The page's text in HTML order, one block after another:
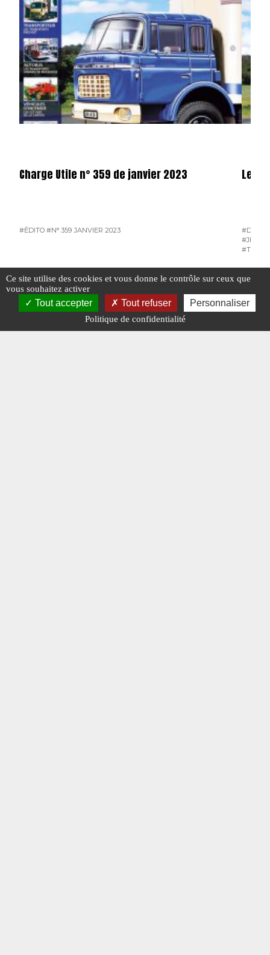
Charge Utile n° 359 de janvier 2023
#ÉDITO #N° 359 JANVIER 2023
Les
#JEAN-
#VOUS AVEZ LA PAROLE
Ce site utilise des cookies et vous donne le contrôle sur ceux que
vous souhaitez activer
Tout accepter Tout refuser Personnaliser
Politique de confidentialité